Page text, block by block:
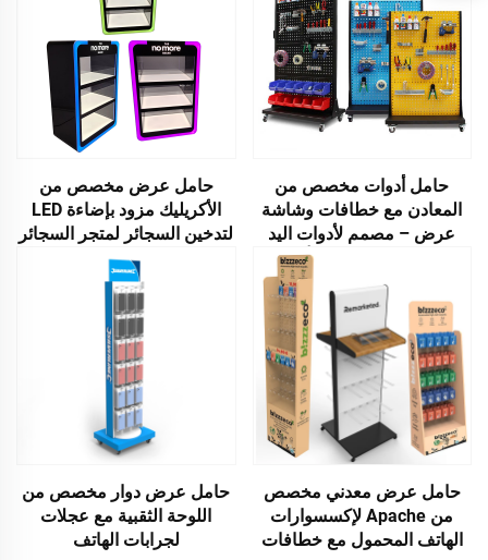
حامل عرض مخصص من
الأكريليك مزود بإضاءة LED
لتدخين السجائر لمتجر السجائر
حامل أدوات مخصص من
المعادن مع خطافات وشاشة
عرض – مصمم لأدوات اليد
والأدوات الكهربائية وأدوات
المرآب
حامل عرض دوار مخصص من
اللوحة الثقبية مع عجلات
لجرابات الهاتف
حامل عرض معدني مخصص
من Apache لإكسسوارات
الهاتف المحمول مع خطافات